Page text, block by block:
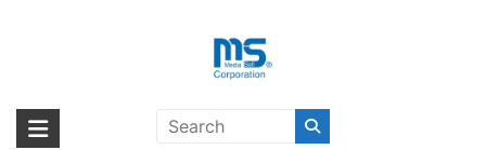
海外輸入ブランド商品｜株式会社
海外事業部が取り揃えている海外輸入商品には、日本では珍しい「海外ブ
ランド」をはじめ「ユニークな商品」「機能的な商品」「コストパフォー
Battery Charging Hub〔ディージ